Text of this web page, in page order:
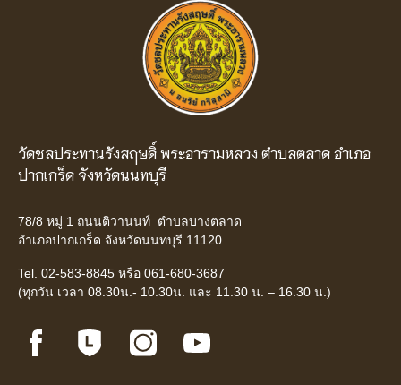
วัดชลประทานรังสฤษดิ์ พระอารามหลวง ตำบลตลาด อำเภอ
ปากเกร็ด จังหวัดนนทบุรี
78/8 หมู่ 1 ถนนติวานนท์ ตำบลบางตลาด
อำเภอปากเกร็ด จังหวัดนนทบุรี 11120
Tel. 02-583-8845 หรือ 061-680-3687
(ทุกวัน เวลา 08.30น.- 10.30น. และ 11.30 น. – 16.30 น.)